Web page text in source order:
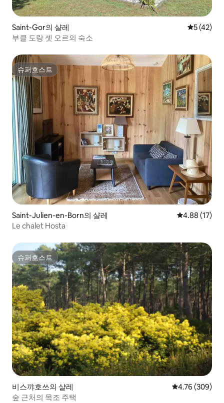
Saint-Gor의 샬레 평점 5점
5 (42)
부클 도랑 셋 오르의 숙소
슈퍼호스트
슈퍼호스트
Saint-Julien-en-Born의 샬레 평점 4.88점
4.88 (17)
Le chalet Hosta
슈퍼호스트
슈퍼호스트
비스꺄호쓰의 샬레 평점 4.76점(5
4.76 (309)
숲 근처의 목조 주택